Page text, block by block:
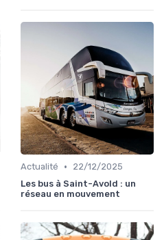
Actualité •
22/12/2025
Les bus à Saint-Avold : un
réseau en mouvement